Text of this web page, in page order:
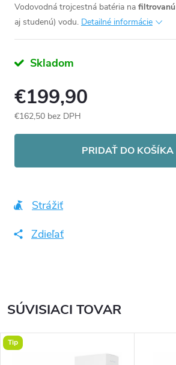
Vodovodná trojcestná batéria na filtrovanú
aj studenú) vodu. Detailné informácie
Skladom
€199,90
€162,50 bez DPH
PRIDAŤ DO KOŠÍKA
Strážiť
Zdieľať
SÚVISIACI TOVAR
Tip